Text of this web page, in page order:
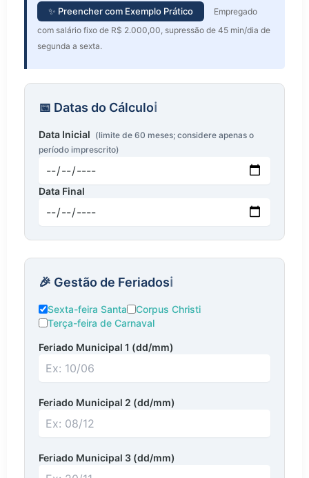
✨ Preencher com Exemplo Prático
Empregado
com salário fixo de R$ 2.000,00, supressão de 45 min/dia de
segunda a sexta.
📅 Datas do Cálculoℹ️
Data Inicial (limite de 60 meses; considere apenas o
período imprescrito)
Data inicial do período de cálculo
Data Final
Data final do período de cálculo
🎉 Gestão de Feriadosℹ️
Sexta-feira Santa
Corpus Christi
Terça-feira de Carnaval
Feriado Municipal 1 (dd/mm)
Primeiro feriado municipal no formato dia/mês
Feriado Municipal 2 (dd/mm)
Segundo feriado municipal no formato dia/mês
Feriado Municipal 3 (dd/mm)
Terceiro feriado municipal no formato dia/mês